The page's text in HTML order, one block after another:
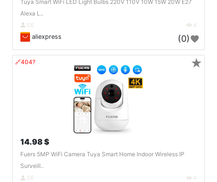
Tuya Smart WiFi LED Light Bulbs 220V 110V 10W 15W 20W E27
Alexa L..
DE 4
aliexpress (0)
🔗404?
14.98 $
Fuers 5MP WiFi Camera Tuya Smart Home Indoor Wireless IP
Surveill..
DE 4
★